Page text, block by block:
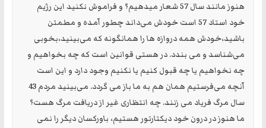
هنوز مانند سال 57 شعار میدهیم؟ و فراموش نکنید این رژیم
خود استاد 57 است خودش می‌داند چطور آمده و مطمئن
باشید،خودش همه دروازه ها را همانگونه که می‌بینید،بخوبی
می‌شناسد و می بندد. در هستی قوانین است که چه بخواهیم و
چه نخواهیم یا چه قبول کنیم یا نکنیم وجود دارد و این است
آنچه می‌فرستیم همان هم به ما باز می گردد. می‌بینید مردم 43
سال مرگ فریاد می زنند. چه انتظاری غیر از دریافت مرگ هست؟
ما هنوز در درون خود دیکتارتور هستیم، باورکسان دیگر را نمی